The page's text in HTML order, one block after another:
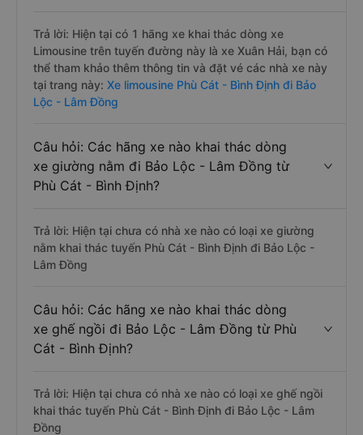
Trả lời: Hiện tại có 1 hãng xe khai thác dòng xe
Limousine trên tuyến đường này là xe Xuân Hải, bạn có
thể tham khảo thêm thông tin và đặt vé các nhà xe này
tại trang này: Xe limousine Phù Cát - Bình Định đi Bảo
Lộc - Lâm Đồng
Câu hỏi: Các hãng xe nào khai thác dòng
xe giường nằm đi Bảo Lộc - Lâm Đồng từ
Phù Cát - Bình Định?
Trả lời: Hiện tại chưa có nhà xe nào có loại xe giường
nằm khai thác tuyến Phù Cát - Bình Định đi Bảo Lộc -
Lâm Đồng
Câu hỏi: Các hãng xe nào khai thác dòng
xe ghế ngồi đi Bảo Lộc - Lâm Đồng từ Phù
Cát - Bình Định?
Trả lời: Hiện tại chưa có nhà xe nào có loại xe ghế ngồi
khai thác tuyến Phù Cát - Bình Định đi Bảo Lộc - Lâm
Đồng